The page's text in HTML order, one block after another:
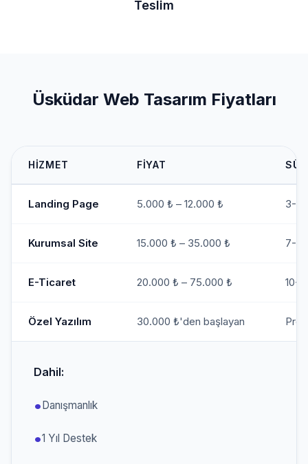
Teslim
Üsküdar Web Tasarım Fiyatları
HIZMET FIYAT
Landing Page 5.000 ₺ – 12.000 ₺ 3-5
Kurumsal Site 15.000 ₺ – 35.000 ₺ 7-
E-Ticaret 20.000 ₺ – 75.000 ₺ 10-
Özel Yazılım 30.000 ₺'den başlayan
Dahil:
Danışmanlık
1 Yıl Destek